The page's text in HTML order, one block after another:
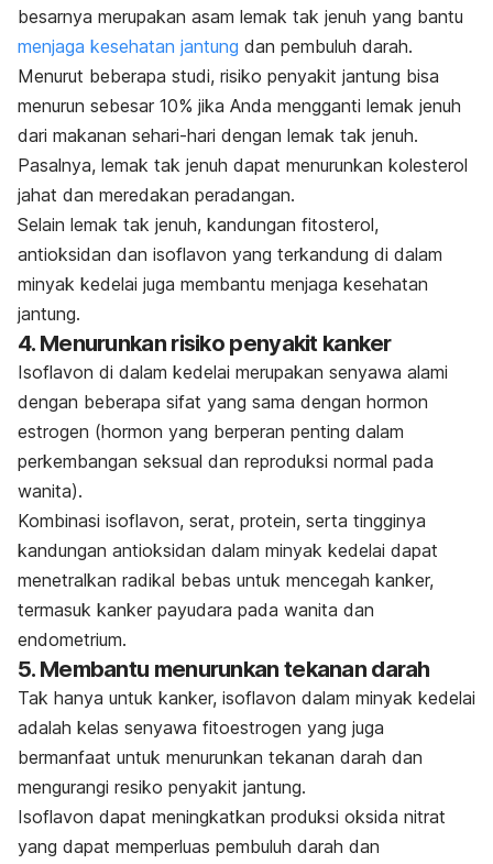
besarnya merupakan asam lemak tak jenuh yang bantu
menjaga kesehatan jantung dan pembuluh darah.
Menurut beberapa studi, risiko penyakit jantung bisa
menurun sebesar 10% jika Anda mengganti lemak jenuh
dari makanan sehari-hari dengan lemak tak jenuh.
Pasalnya, lemak tak jenuh dapat menurunkan kolesterol
jahat dan meredakan peradangan.
Selain lemak tak jenuh, kandungan fitosterol,
antioksidan dan isoflavon yang terkandung di dalam
minyak kedelai juga membantu menjaga kesehatan
jantung.
4. Menurunkan risiko penyakit kanker
Isoflavon di dalam kedelai merupakan senyawa alami
dengan beberapa sifat yang sama dengan hormon
estrogen (hormon yang berperan penting dalam
perkembangan seksual dan reproduksi normal pada
wanita).
Kombinasi isoflavon, serat, protein, serta tingginya
kandungan antioksidan dalam minyak kedelai dapat
menetralkan radikal bebas untuk mencegah kanker,
termasuk kanker payudara pada wanita dan
endometrium.
5. Membantu menurunkan tekanan darah
Tak hanya untuk kanker, isoflavon dalam minyak kedelai
adalah kelas senyawa fitoestrogen yang juga
bermanfaat untuk menurunkan tekanan darah dan
mengurangi resiko penyakit jantung.
Isoflavon dapat meningkatkan produksi oksida nitrat
yang dapat memperluas pembuluh darah dan